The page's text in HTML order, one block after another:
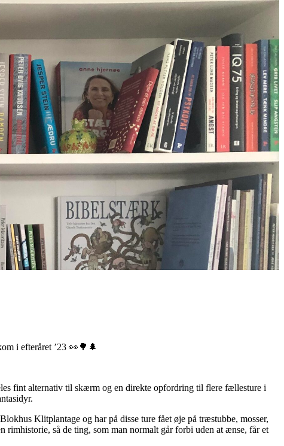
i efteråret ’23 👀🌳🌲
fint alternativ til skærm og en direkte opfordring til flere fællesture i
Klitplantage og har på disse ture fået øje på træstubbe, mosser,
rimhistorie, så de ting, som man normalt går forbi uden at ænse, får et